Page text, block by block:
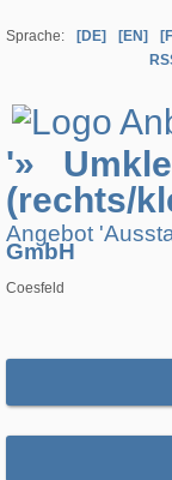
Sprache: [DE] [EN]
'»
(rechts/
Angebot
GmbH
Coesfeld